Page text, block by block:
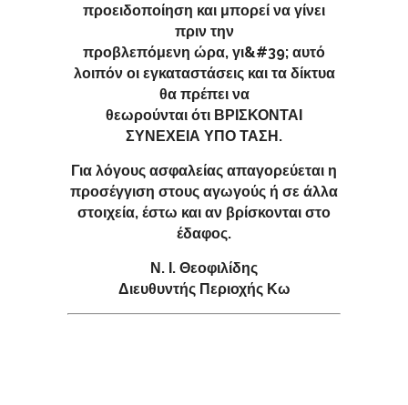
προειδοποίηση και μπορεί να γίνει
πριν την
προβλεπόμενη ώρα, γι&#39; αυτό
λοιπόν οι εγκαταστάσεις και τα δίκτυα
θα πρέπει να
θεωρούνται ότι ΒΡΙΣΚΟΝΤΑΙ
ΣΥΝΕΧΕΙΑ ΥΠΟ ΤΑΣΗ.
Για λόγους ασφαλείας απαγορεύεται η
προσέγγιση στους αγωγούς ή σε άλλα
στοιχεία, έστω και αν βρίσκονται στο
έδαφος.
Ν. Ι. Θεοφιλίδης
Διευθυντής Περιοχής Κω